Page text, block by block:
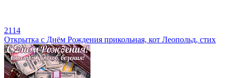
2114
Открытка с Днём Рождения прикольная, кот Леопольд, стих